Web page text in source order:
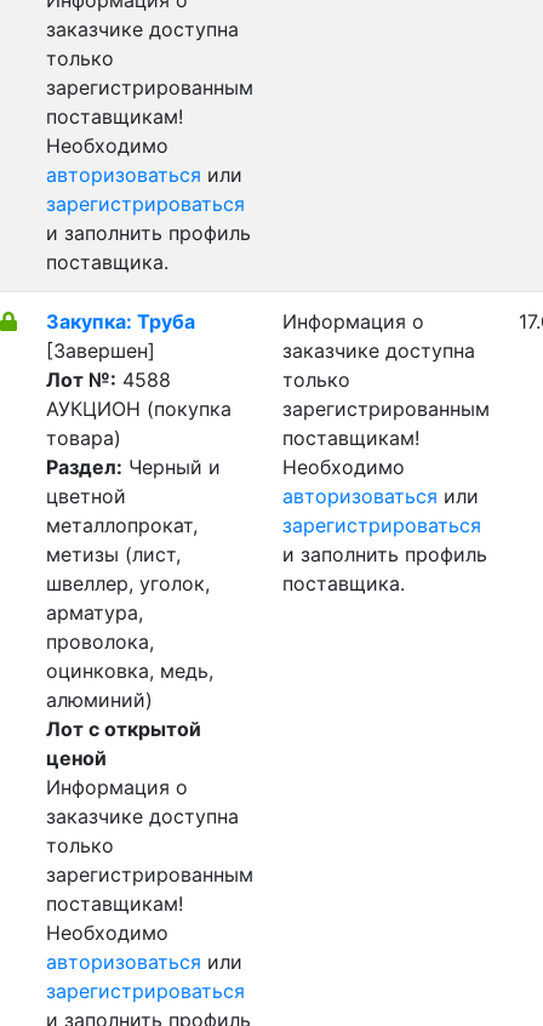
заказчике доступна
только
зарегистрированным
поставщикам!
Необходимо
авторизоваться или
зарегистрироваться
и заполнить профиль
поставщика.
Закупка: Труба
[Завершен]
Лот №: 4588
АУКЦИОН (покупка
товара)
Раздел: Черный и
цветной
металлопрокат,
метизы (лист,
швеллер, уголок,
арматура,
проволока,
оцинковка, медь,
алюминий)
Лот с открытой
ценой
Информация о
заказчике доступна
только
зарегистрированным
поставщикам!
Необходимо
авторизоваться или
зарегистрироваться
и заполнить профиль
Информация о
заказчике доступна
только
зарегистрированным
поставщикам!
Необходимо
авторизоваться или
зарегистрироваться
и заполнить профиль
поставщика.